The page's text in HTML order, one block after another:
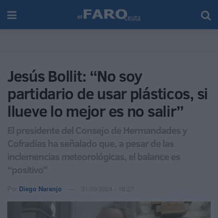
Jesús Bollit: “No soy
partidario de usar plásticos, si
llueve lo mejor es no salir”
El presidente del Consejo de Hermandades y
Cofradías ha señalado que, a pesar de las
inclemencias meteorológicas, el balance es
“positivo”
Por Diego Naranjo 31/03/2024 - 18:27